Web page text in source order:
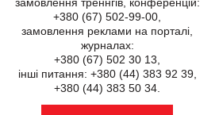
+380 (67) 502-99-00,
замовлення реклами на порталі,
журналах:
+380 (67) 502 30 13,
інші питання: +380 (44) 383 92 39,
+380 (44) 383 50 34.